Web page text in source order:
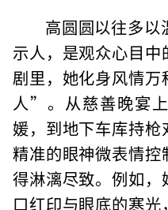
高圆圆以往多以
示人，是观众心目
剧里，她化身风情
人”。从慈善晚宴
媛，到地下车库持
精准的眼神微表情
得淋漓尽致。例如
口红印与眼底的寒